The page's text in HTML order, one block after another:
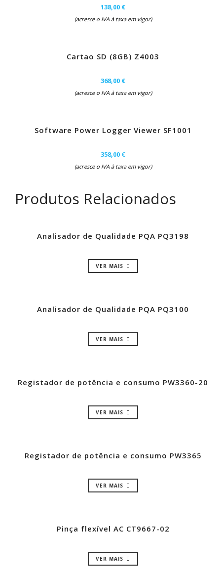
138,00 €
(acresce o IVA à taxa em vigor)
Cartao SD (8GB) Z4003
368,00 €
(acresce o IVA à taxa em vigor)
Software Power Logger Viewer SF1001
358,00 €
(acresce o IVA à taxa em vigor)
Produtos Relacionados
Analisador de Qualidade PQA PQ3198
VER MAIS
Analisador de Qualidade PQA PQ3100
VER MAIS
Registador de potência e consumo PW3360-20
VER MAIS
Registador de potência e consumo PW3365
VER MAIS
Pinça flexível AC CT9667-02
VER MAIS